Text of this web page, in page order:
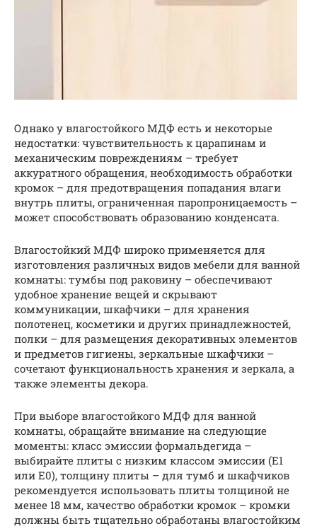
Однако у влагостойкого МДФ есть и некоторые
недостатки: чувствительность к царапинам и
механическим повреждениям – требует
аккуратного обращения, необходимость обработки
кромок – для предотвращения попадания влаги
внутрь плиты, ограниченная паропроницаемость –
может способствовать образованию конденсата.
Влагостойкий МДФ широко применяется для
изготовления различных видов мебели для ванной
комнаты: тумбы под раковину – обеспечивают
удобное хранение вещей и скрывают
коммуникации, шкафчики – для хранения
полотенец, косметики и других принадлежностей,
полки – для размещения декоративных элементов
и предметов гигиены, зеркальные шкафчики –
сочетают функциональность хранения и зеркала, а
также элементы декора.
При выборе влагостойкого МДФ для ванной
комнаты, обращайте внимание на следующие
моменты: класс эмиссии формальдегида –
выбирайте плиты с низким классом эмиссии (E1
или E0), толщину плиты – для тумб и шкафчиков
рекомендуется использовать плиты толщиной не
менее 18 мм, качество обработки кромок – кромки
должны быть тщательно обработаны влагостойким